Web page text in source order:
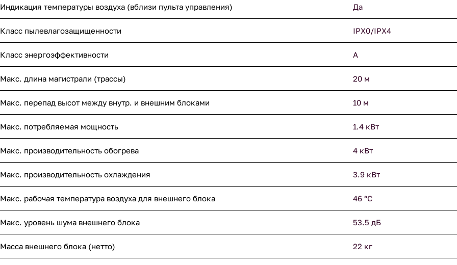
Индикация температуры воздуха (вблизи пульта управления) Да
Класс пылевлагозащищенности IPX0/IPX4
Класс энергоэффективности A
Макс. длина магистрали (трассы) 20 м
Макс. перепад высот между внутр. и внешним блоками 10 м
Макс. потребляемая мощность 1.4 кВт
Макс. производительность обогрева 4 кВт
Макс. производительность охлаждения 3.9 кВт
Макс. рабочая температура воздуха для внешнего блока 46 °С
Макс. уровень шума внешнего блока 53.5 дБ
Масса внешнего блока (нетто) 22 кг